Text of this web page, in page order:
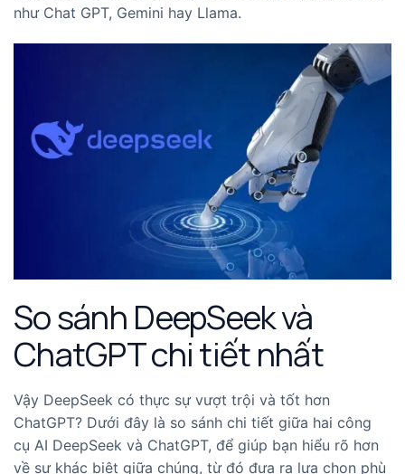
như Chat GPT, Gemini hay Llama.
So sánh DeepSeek và
ChatGPT chi tiết nhất
Vậy DeepSeek có thực sự vượt trội và tốt hơn
ChatGPT? Dưới đây là so sánh chi tiết giữa hai công
cụ AI DeepSeek và ChatGPT, để giúp bạn hiểu rõ hơn
về sự khác biệt giữa chúng, từ đó đưa ra lựa chọn phù